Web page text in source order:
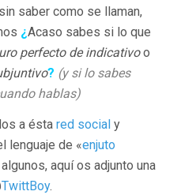
saber como se llaman,
¿Acaso sabes si lo que
perfecto de indicativoo
? (y si lo sabes
hablas)
a ésta red social y
lenguaje de «enjuto
aquí os adjunto una
TwittBoy.